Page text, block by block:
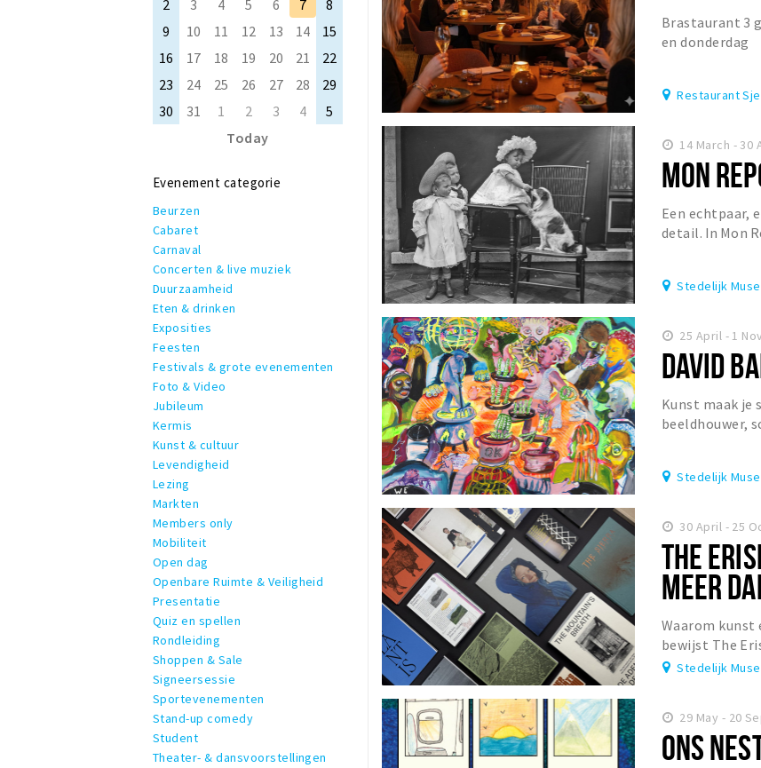
2
3 4 5 6 7
8
9
10 11 12 13 14
15
16
17 18 19 20 21
22
23
24 25 26 27 28
29
30
31 1 2 3 4
5
Today
Evenement categorie
Beurzen
Cabaret
Carnaval
Concerten & live muziek
Duurzaamheid
Eten & drinken
Exposities
Feesten
Festivals & grote evenementen
Foto & Video
Jubileum
Kermis
Kunst & cultuur
Levendigheid
Lezing
Markten
Members only
Mobiliteit
Open dag
Openbare Ruimte & Veiligheid
Presentatie
Quiz en spellen
Rondleiding
Shoppen & Sale
Signeersessie
Sportevenementen
Stand-up comedy
Student
Theater- & dansvoorstellingen
Brastaurant 3
en donderdag
Restaurant
14 March - 30
MON
Een echtpaar,
detail. In Mon
Stedelijk
25 April - 1
DAVID
Kunst maak je
beeldhouwer,
Stedelijk
30 April - 25
THE
MEER
Waarom kunst
bewijst The
staat telkens
Stedelijk
29 May - 20
ONS